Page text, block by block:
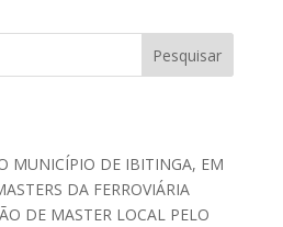
MUNICÍPIO DE IBITINGA, EM
DA FERROVIÁRIA
DE MASTER LOCAL PELO